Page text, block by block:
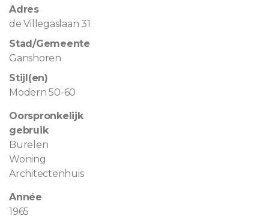
Adres
de Villegaslaan 31
Stad/Gemeente
Ganshoren
Stijl(en)
Modern 50-60
Oorspronkelijk
gebruik
Burelen
Woning
Architectenhuis
Année
1965